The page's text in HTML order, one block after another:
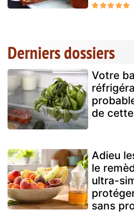
Derniers dossiers
Votre
de
Adieu
le
ultra-
sans